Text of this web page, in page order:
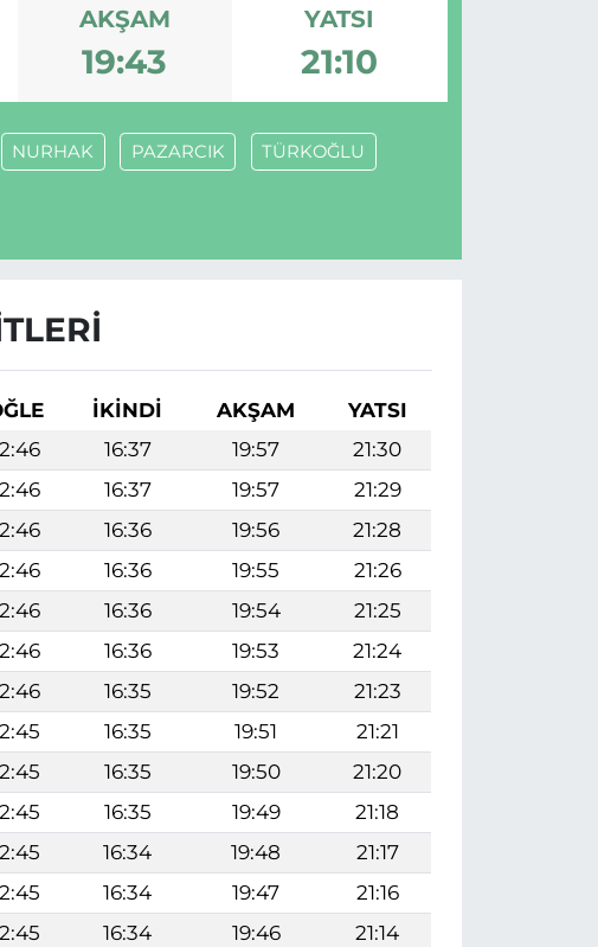
AKŞAM
19:43
YATSI
21:10
NURHAK PAZARCIK TÜRKOĞLU
İKINDI AKŞAM
YATSI
16:37 19:57
21:30
16:37 19:57
21:29
16:36 19:56
21:28
16:36 19:55
21:26
16:36 19:54
21:25
16:36 19:53
21:24
16:35 19:52
21:23
16:35 19:51
21:21
16:35 19:50
21:20
16:35 19:49
21:18
16:34 19:48
21:17
16:34 19:47
21:16
16:34 19:46
21:14